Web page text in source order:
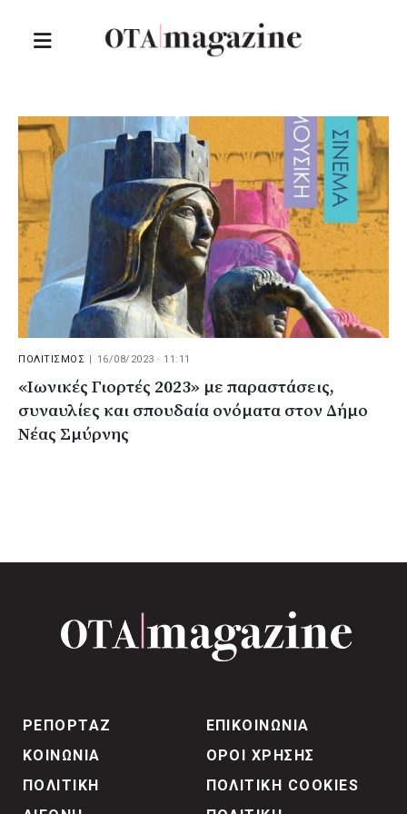
ΠΟΛΙΤΙΣΜΟΣ 16/08/2023 · 11:11
«Ιωνικές Γιορτές 2023» με παραστάσεις,
συναυλίες και σπουδαία ονόματα στον Δήμο
Νέας Σμύρνης
ΡΕΠΟΡΤΑΖ
ΚΟΙΝΩΝΙΑ
ΠΟΛΙΤΙΚΗ
ΕΠΙΚΟΙΝΩΝΙΑ
ΟΡΟΙ ΧΡΗΣΗΣ
ΠΟΛΙΤΙΚΗ COOKIES